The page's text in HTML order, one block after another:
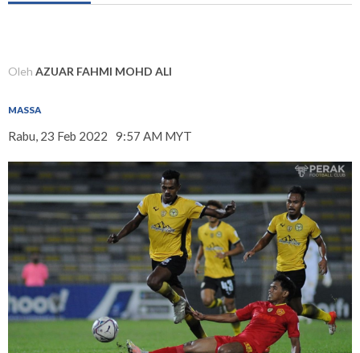
Oleh AZUAR FAHMI MOHD ALI
MASSA
Rabu, 23 Feb 2022 9:57 AM MYT